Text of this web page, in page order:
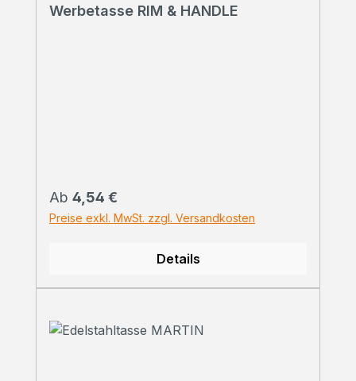
Werbetasse RIM & HANDLE
Regulärer Preis:
Ab 4,54 €
Preise exkl. MwSt. zzgl. Versandkosten
Details